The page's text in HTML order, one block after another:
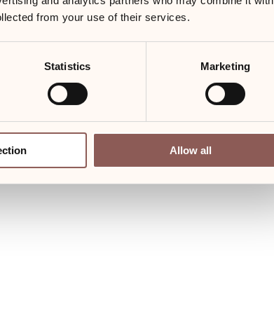
from your use of their services.
Statistics Marketing
Allow all